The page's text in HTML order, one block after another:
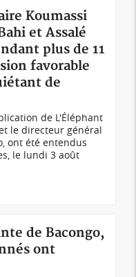
Koumassi
et Assalé
plus de 11
favorable
de
de L'Éléphant
le directeur général
ont été entendus
le lundi 3 août
de Bacongo,
ont